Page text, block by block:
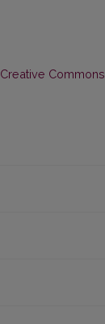
Creative